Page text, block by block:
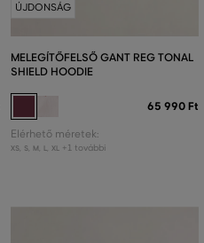
ÚJDONSÁG
MELEGÍTŐFELSŐ GANT REG TONAL
SHIELD HOODIE
65 990 Ft
Elérhető méretek:
XS, S, M L XL +1 további